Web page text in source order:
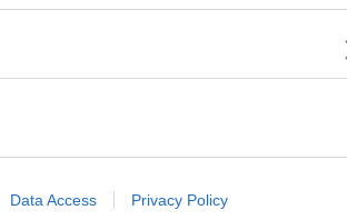
Data Access Privacy Policy